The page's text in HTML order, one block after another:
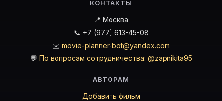
КОНТАКТЫ
📍 Москва
📞 +7 (977) 613-45-08
✉️ movie-planner-bot@yandex.com
💬 По вопросам сотрудничества: @zapnikita95
АВТОРАМ
Добавить фильм